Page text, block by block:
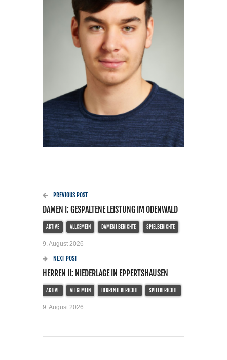
PREVIOUS POST
DAMEN I: GESPALTENE LEISTUNG IM ODENWALD
AKTIVE ALLGEMEIN DAMEN I BERICHTE SPIELBERICHTE
9. August 2026
NEXT POST
HERREN II: NIEDERLAGE IN EPPERTSHAUSEN
AKTIVE ALLGEMEIN HERREN II BERICHTE SPIELBERICHTE
9. August 2026